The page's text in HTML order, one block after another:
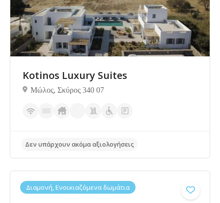
Δεν υπάρχουν ακόμα αξιολογήσεις
Kotinos Luxury Suites
Μώλος, Σκύρος 340 07
Διαμονή, Ενοικιαζόμενα δωμάτια